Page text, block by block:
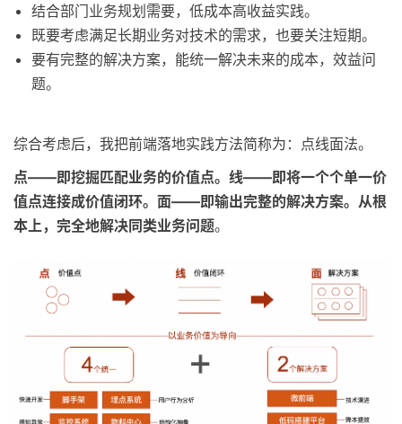
结合部门业务规划需要，低成本高收益实践。
既要考虑满足长期业务对技术的需求，也要关注短期。
要有完整的解决方案，能统一解决未来的成本，效益问
题。
综合考虑后，我把前端落地实践方法简称为：点线面法。
点——即挖掘匹配业务的价值点。线——即将一个个单一价
值点连接成价值闭环。面——即输出完整的解决方案。从根
本上，完全地解决同类业务问题。